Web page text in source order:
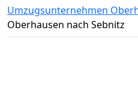
Umzugsunternehmen
Oberhausen nach Sebnitz